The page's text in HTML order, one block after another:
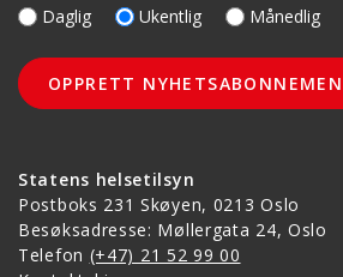
Statens helsetilsyn
Postboks 231 Skøyen, 0213 Oslo
Besøksadresse: Møllergata 24, Oslo
Telefon (+47) 21 52 99 00
Daglig Ukentlig Månedlig